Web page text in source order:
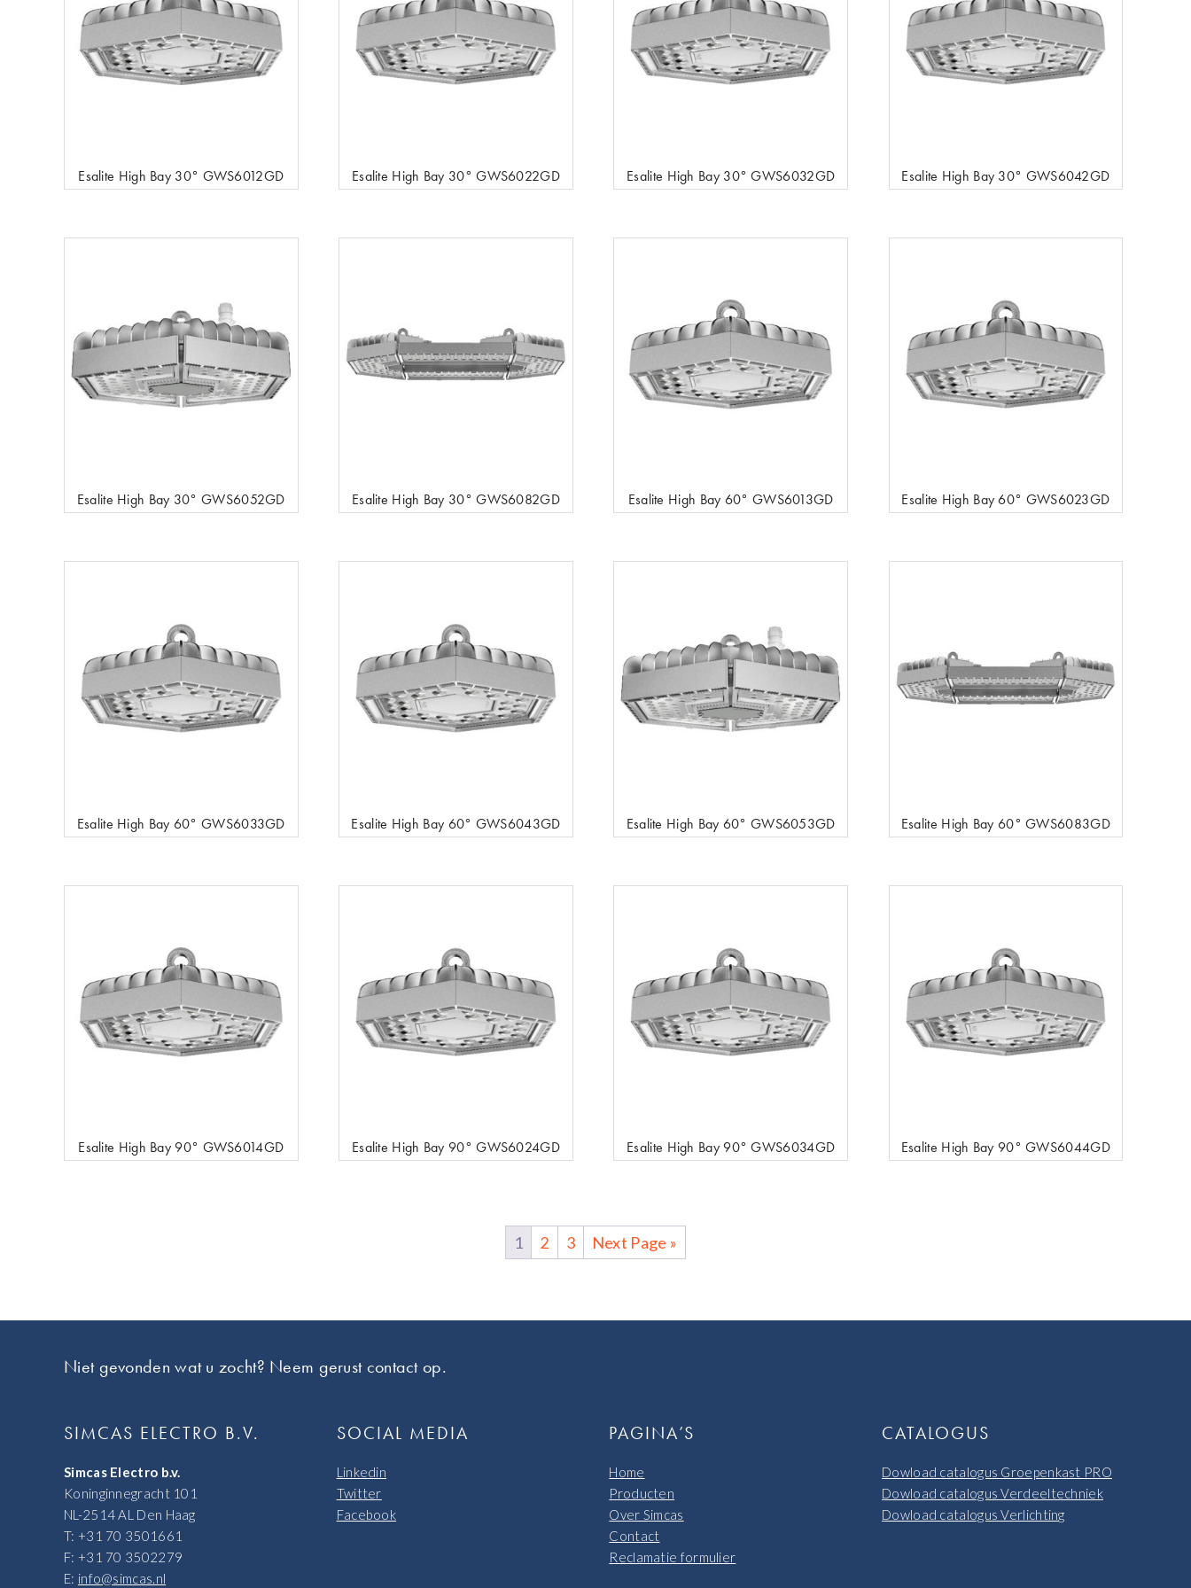
Esalite High Bay 30° GWS6012GD Esalite High Bay 30° GWS6022GD Esalite High Bay 30° GWS6032GD Esalite High Bay 30° GWS6042GD
Esalite High Bay 30° GWS6052GD Esalite High Bay 30° GWS6082GD Esalite High Bay 60° GWS6013GD Esalite High Bay 60° GWS6023GD
Esalite High Bay 60° GWS6033GD Esalite High Bay 60° GWS6043GD Esalite High Bay 60° GWS6053GD Esalite High Bay 60° GWS6083GD
Esalite High Bay 90° GWS6014GD Esalite High Bay 90° GWS6024GD Esalite High Bay 90° GWS6034GD Esalite High Bay 90° GWS6044GD
1 2 3 Next Page »
Niet gevonden wat u zocht? Neem gerust contact op.
SIMCAS ELECTRO B.V.
Simcas Electro b.v.
Koninginnegracht 101
NL-2514 AL Den Haag
T: +31 70 3501661
F: +31 70 3502279
E: info@simcas.nl
SOCIAL MEDIA
Linkedin
Twitter
Facebook
PAGINA’S
Home
Producten
Over Simcas
Contact
Reclamatie formulier
CATALOGUS
Dowload catalogus Groepenkast PRO
Dowload catalogus Verdeeltechniek
Dowload catalogus Verlichting